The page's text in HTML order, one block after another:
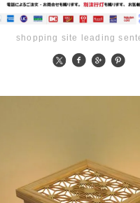
shopping site leading